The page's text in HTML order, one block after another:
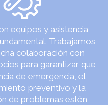
equipos y asistencia
Trabajamos
colaboración con
para garantizar que
de emergencia, el
preventivo y la
de problemas estén